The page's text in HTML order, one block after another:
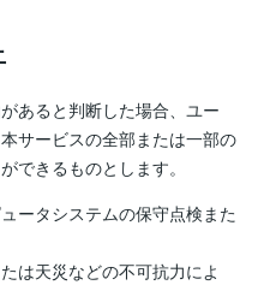
あると判断した場合、ユー
サービスの全部または一部の
できるものとします。
ータシステムの保守点検また
は天災などの不可抗力によ